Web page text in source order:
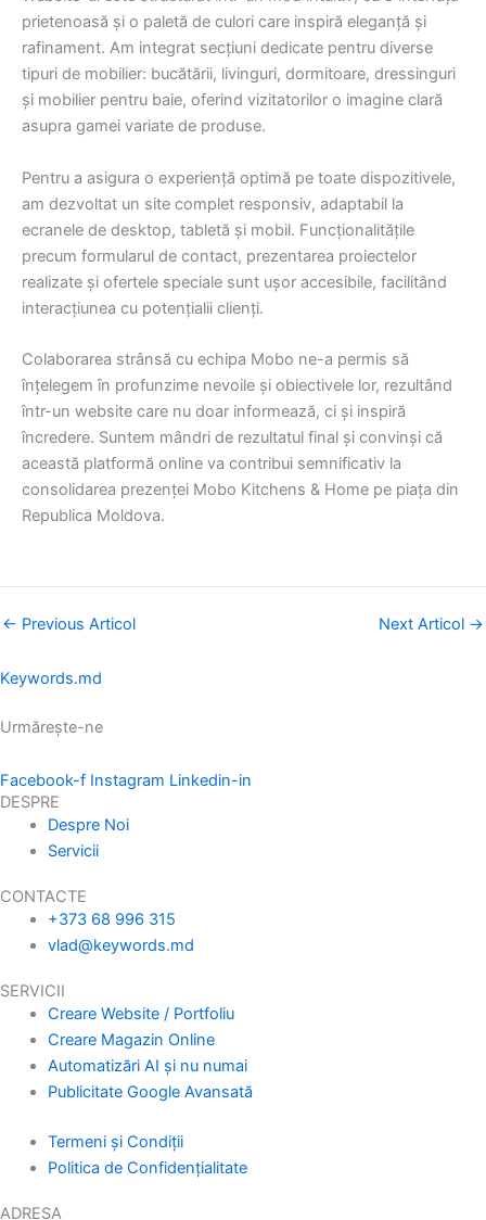
prietenoasă și o paletă de culori care inspiră eleganță și
rafinament. Am integrat secțiuni dedicate pentru diverse
tipuri de mobilier: bucătării, livinguri, dormitoare, dressinguri
și mobilier pentru baie, oferind vizitatorilor o imagine clară
asupra gamei variate de produse.
Pentru a asigura o experiență optimă pe toate dispozitivele,
am dezvoltat un site complet responsiv, adaptabil la
ecranele de desktop, tabletă și mobil. Funcționalitățile
precum formularul de contact, prezentarea proiectelor
realizate și ofertele speciale sunt ușor accesibile, facilitând
interacțiunea cu potențialii clienți.
Colaborarea strânsă cu echipa Mobo ne-a permis să
înțelegem în profunzime nevoile și obiectivele lor, rezultând
într-un website care nu doar informează, ci și inspiră
încredere. Suntem mândri de rezultatul final și convinși că
această platformă online va contribui semnificativ la
consolidarea prezenței Mobo Kitchens & Home pe piața din
Republica Moldova.
← Previous Articol Next Articol →
Keywords.md
Urmărește-ne
Facebook-f Instagram Linkedin-in
DESPRE
Despre Noi
Servicii
CONTACTE
+373 68 996 315
vlad@keywords.md
SERVICII
Creare Website / Portfoliu
Creare Magazin Online
Automatizări AI și nu numai
Publicitate Google Avansată
Termeni și Condiții
Politica de Confidențialitate
ADRESA